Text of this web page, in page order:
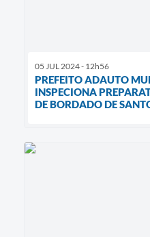
05 JUL 2024 - 12h56
PREFEITO ADAUTO
INSPECIONA
DE BORDADO DE